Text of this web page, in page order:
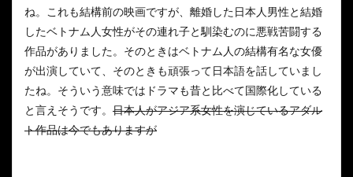
ね。これも結構前の映画ですが、離婚した日本人男性と結婚
したベトナム人女性がその連れ子と馴染むのに悪戦苦闘する
作品がありました。そのときはベトナム人の結構有名な女優
が出演していて、そのときも頑張って日本語を話していまし
たね。そういう意味ではドラマも昔と比べて国際化している
と言えそうです。 日本人がアジア系女性を演じているアダル
ト作品は今でもありますが